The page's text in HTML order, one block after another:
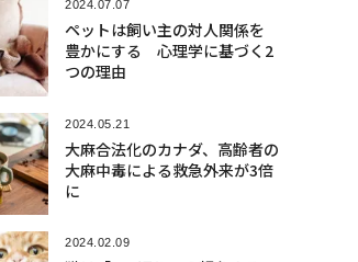
2024.07.07
ペットは飼い主の対人関係を
豊かにする 心理学に基づく2
つの理由
2024.05.21
大麻合法化のカナダ、高齢者の
大麻中毒による救急外来が3倍
に
2024.02.09